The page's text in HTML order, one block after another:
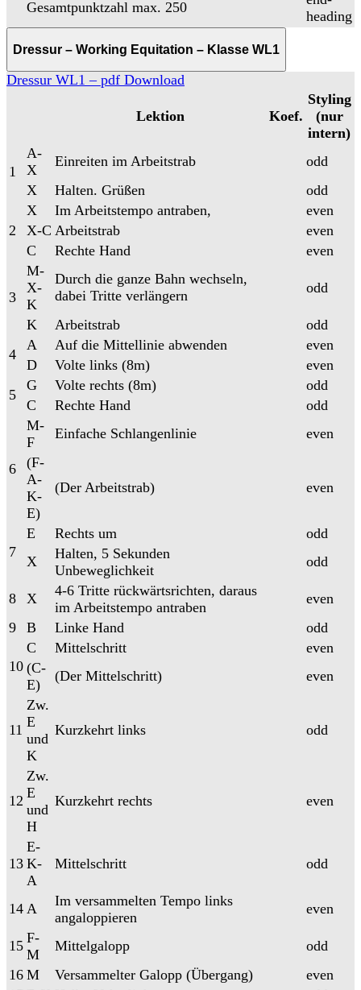
Gesamtpunktzahl max. 250
heading
Dressur – Working Equitation – Klasse WL1
Dressur WL1 – pdf Download
Lektion Koef.
Styling
(nur
intern)
1
A-
X
Einreiten im Arbeitstrab
odd
X
Halten. Grüßen odd
2
X Im Arbeitstempo antraben,
even
X-C Arbeitstrab
even
C
Rechte Hand even
3
M-
X-
K
Durch die ganze Bahn wechseln,
dabei Tritte verlängern
odd
K Arbeitstrab
odd
4
A Auf die Mittellinie abwenden
even
D
Volte links (8m)
even
5
G Volte rechts (8m)
odd
C
Rechte Hand odd
6
M-
F
Einfache Schlangenlinie
even
(F-
A-
K-
E)
(Der Arbeitstrab) even
7
E Rechts um
odd
X
Halten, 5 Sekunden
Unbeweglichkeit
odd
8 X
4-6 Tritte rückwärtsrichten, daraus
im Arbeitstempo antraben
even
9
B Linke Hand odd
10
C Mittelschritt
even
(C-
E)
(Der Mittelschritt) even
11
Zw.
E
und
K
Kurzkehrt links odd
12
Zw.
E
und
H
Kurzkehrt rechts even
13
E-
K-
A
Mittelschritt odd
14 A
Im versammelten Tempo links
angaloppieren
even
15 F-
M
Mittelgalopp
odd
16 M Versammelter Galopp (Übergang)
even